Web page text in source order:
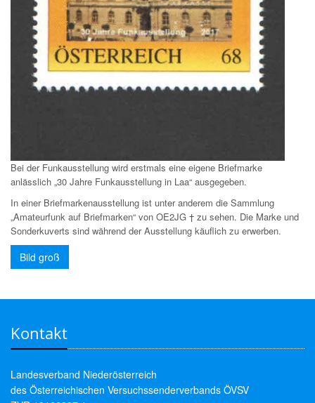
Bei der Funkausstellung wird erstmals eine eigene Briefmarke
anlässlich „30 Jahre Funkausstellung in Laa“ ausgegeben.
In einer Briefmarkenausstellung ist unter anderem die Sammlung
„Amateurfunk auf Briefmarken“ von OE2JG † zu sehen. Die Marke und
Sonderkuverts sind während der Ausstellung käuflich zu erwerben.
Bild groß
Kontakt
Landesverband Niederösterreich
des Österreichischen Versuchssenderverbands ÖVSV